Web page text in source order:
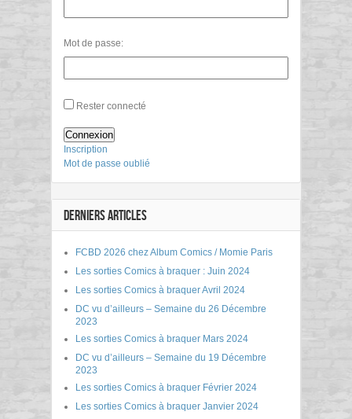
Mot de passe:
Rester connecté
Connexion
Inscription
Mot de passe oublié
DERNIERS ARTICLES
FCBD 2026 chez Album Comics / Momie Paris
Les sorties Comics à braquer : Juin 2024
Les sorties Comics à braquer Avril 2024
DC vu d’ailleurs – Semaine du 26 Décembre
2023
Les sorties Comics à braquer Mars 2024
DC vu d’ailleurs – Semaine du 19 Décembre
2023
Les sorties Comics à braquer Février 2024
Les sorties Comics à braquer Janvier 2024